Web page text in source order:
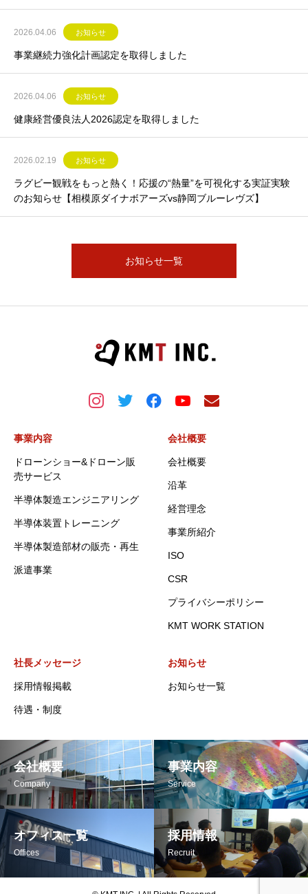
2026.04.06 お知らせ
事業継続力強化計画認定を取得しました
2026.04.06 お知らせ
健康経営優良法人2026認定を取得しました
2026.02.19 お知らせ
ラグビー観戦をもっと熱く！応援の“熱量”を可視化する実証実験
のお知らせ【相模原ダイナボアーズvs静岡ブルーレヴズ】
お知らせ一覧
事業内容
ドローンショー&ドローン販
売サービス
半導体製造エンジニアリング
半導体装置トレーニング
半導体製造部材の販売・再生
派遣事業
会社概要
会社概要
沿革
経営理念
事業所紹介
ISO
CSR
プライバシーポリシー
KMT WORK STATION
社長メッセージ
採用情報掲載
待遇・制度
お知らせ
お知らせ一覧
会社概要
Company
事業内容
Service
オフィス一覧
Offices
採用情報
Recruit